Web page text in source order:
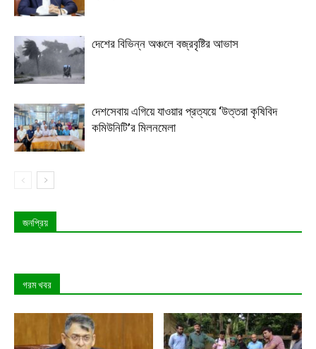
দেশের বিভিন্ন অঞ্চলে বজ্রবৃষ্টির আভাস
দেশসেবায় এগিয়ে যাওয়ার প্রত্যয়ে ‘উত্তরা কৃষিবিদ
কমিউনিটি’র মিলনমেলা
জনপ্রিয়
গরম খবর